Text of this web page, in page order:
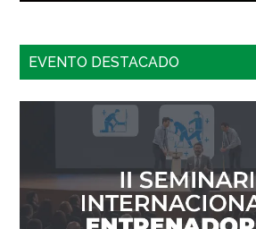
EVENTO DESTACADO